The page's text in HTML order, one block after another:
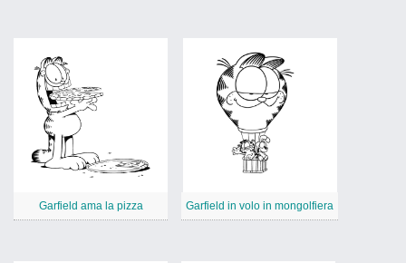
Garfield ama la pizza Garfield in volo in mongolfiera